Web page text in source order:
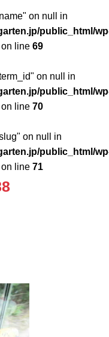
on null in
public_html/
on line 69
on null in
public_html/
on line 70
on null in
public_html/
on line 71